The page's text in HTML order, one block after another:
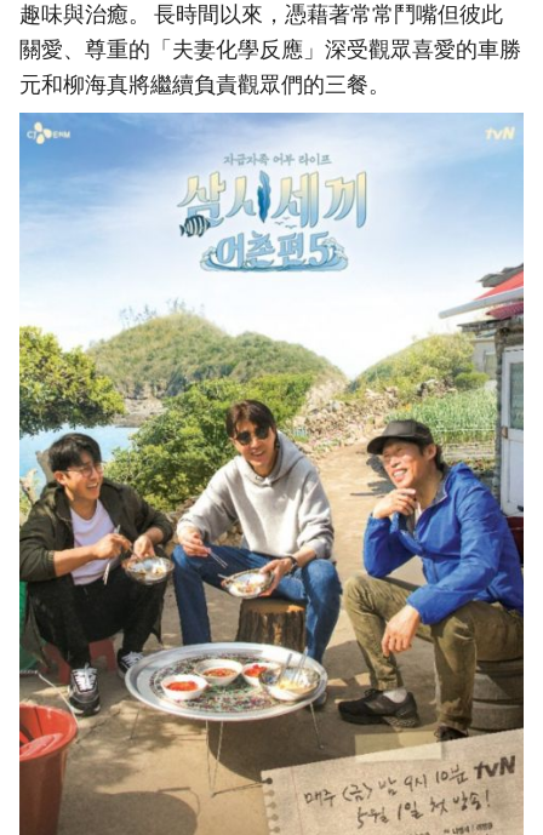
趣味與治癒。 長時間以來，憑藉著常常鬥嘴但彼此
關愛、尊重的「夫妻化學反應」深受觀眾喜愛的車勝
元和柳海真將繼續負責觀眾們的三餐。